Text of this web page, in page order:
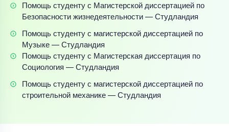
Помощь студенту с Магистерской диссертацией по
Безопасности жизнедеятельности — Студландия
Помощь студенту с магистерской диссертацией по
Музыке — Студландия
Помощь студенту с Магистерская диссертация по
Социология — Студландия
Помощь студенту с магистерской диссертацией по
строительной механике — Студландия